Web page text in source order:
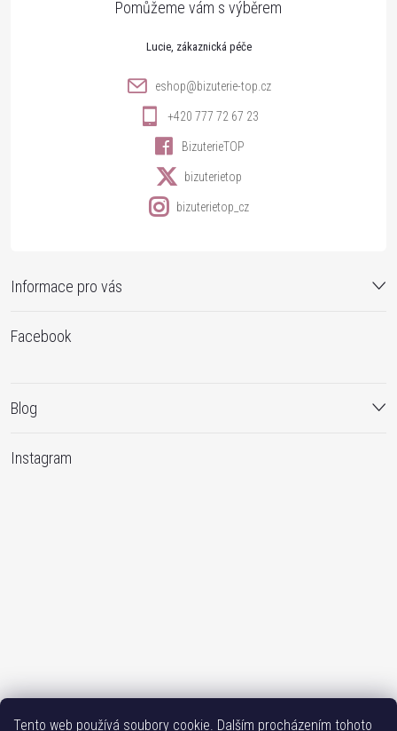
Tento web používá soubory cookie. Dalším procházením tohoto
Informace pro vás
Lucie
eshop@bizuterie-top.cz
+420 777 72 67 23
BizuterieTOP
bizuterietop
bizuterietop_cz
Facebook
Blog
Instagram